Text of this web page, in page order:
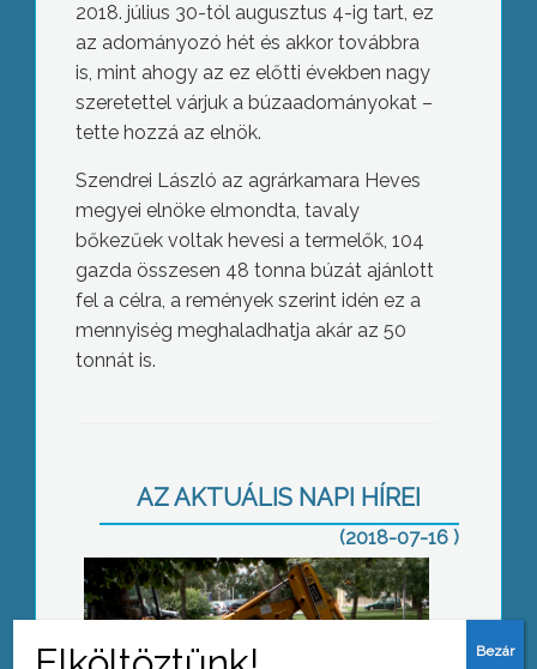
2018. július 30-tól augusztus 4-ig tart, ez
az adományozó hét és akkor továbbra
is, mint ahogy az ez előtti években nagy
szeretettel várjuk a búzaadományokat –
tette hozzá az elnök.
Szendrei László az agrárkamara Heves
megyei elnöke elmondta, tavaly
bőkezűek voltak hevesi a termelők, 104
gazda összesen 48 tonna búzát ajánlott
fel a célra, a remények szerint idén ez a
mennyiség meghaladhatja akár az 50
tonnát is.
AZ AKTUÁLIS NAPI HÍREI
(2018-07-16 )
Lezárták